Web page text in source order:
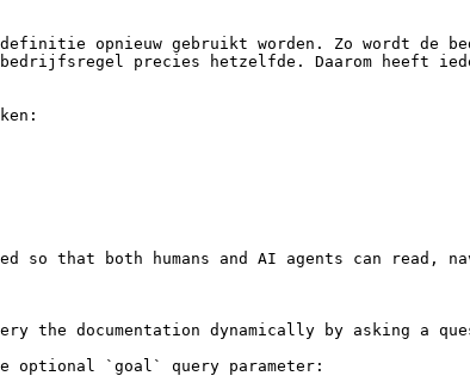
opnieuw gebruikt worden. Zo wordt de
precies hetzelfde. Daarom heeft
so that both humans and AI agents can read,
documentation dynamically by asking a
optional `goal` query parameter: